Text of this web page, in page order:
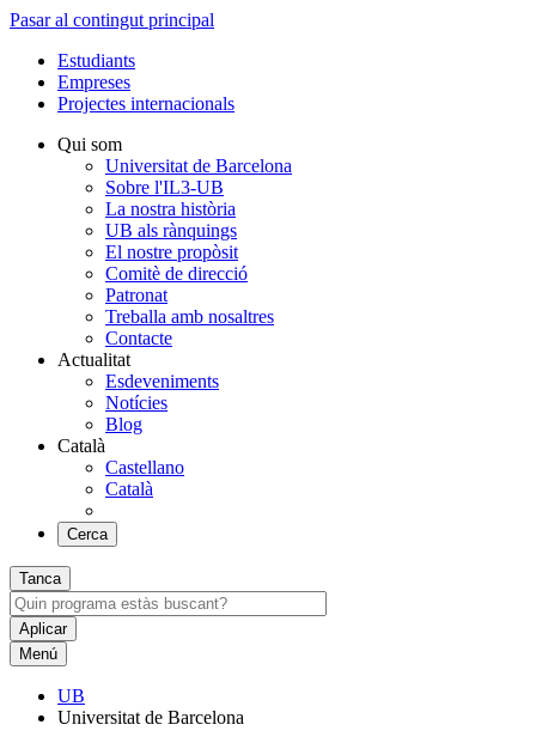
Pasar al contingut principal
Estudiants
Empreses
Projectes internacionals
Qui som
Universitat de Barcelona
Sobre l'IL3-UB
La nostra història
UB als rànquings
El nostre propòsit
Comitè de direcció
Patronat
Treballa amb nosaltres
Contacte
Actualitat
Esdeveniments
Notícies
Blog
Català
Castellano
Català
Cerca
Tanca
Menú
UB
Universitat de Barcelona